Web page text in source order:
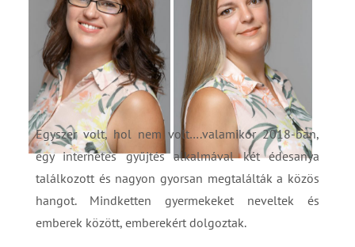
Egyszer volt, hol nem volt….valamikor 2018-ban,
egy internetes gyűjtés alkalmával két édesanya
találkozott és nagyon gyorsan megtalálták a közös
hangot. Mindketten gyermekeket neveltek és
emberek között, emberekért dolgoztak.